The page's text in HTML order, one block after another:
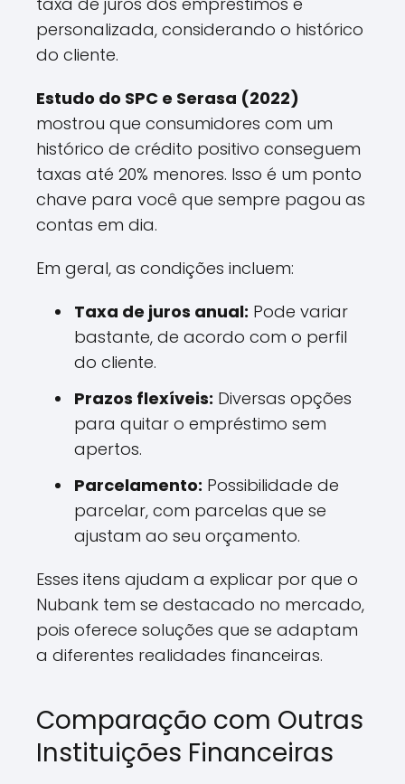
personalizada, considerando o histórico
do cliente.
Estudo do SPC e Serasa (2022)
mostrou que consumidores com um
histórico de crédito positivo conseguem
taxas até 20% menores. Isso é um ponto
chave para você que sempre pagou as
contas em dia.
Em geral, as condições incluem:
Taxa de juros anual: Pode variar
bastante, de acordo com o perfil
do cliente.
Prazos flexíveis: Diversas opções
para quitar o empréstimo sem
apertos.
Parcelamento: Possibilidade de
parcelar, com parcelas que se
ajustam ao seu orçamento.
Esses itens ajudam a explicar por que o
Nubank tem se destacado no mercado,
pois oferece soluções que se adaptam
a diferentes realidades financeiras.
Comparação com Outras
Instituições Financeiras